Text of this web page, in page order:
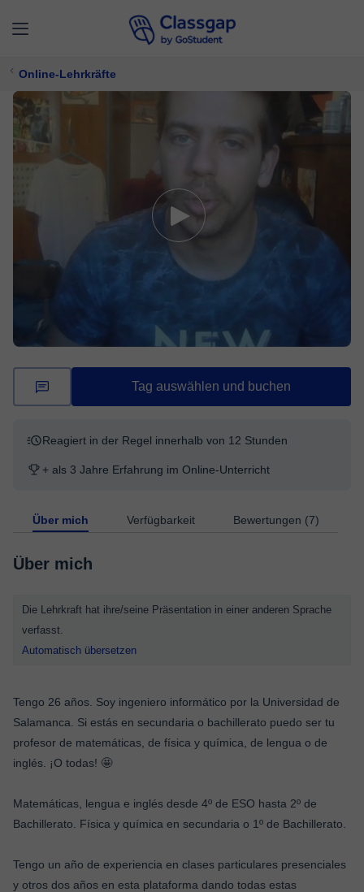
Online-Lehrkräfte
Mathe,
Bietet kostenlose Probezeit
15 €/stunde
Tag auswählen und buchen
Reagiert in der Regel innerhalb von 12 Stunden
+ als 3 Jahre Erfahrung im Online-Unterricht
Über mich Verfügbarkeit Bewertungen (7)
Über mich
Die Lehrkraft hat ihre/seine Präsentation in einer anderen Sprache
verfasst.
Automatisch übersetzen
Tengo 26 años. Soy ingeniero informático por la Universidad de
Salamanca. Si estás en secundaria o bachillerato puedo ser tu
profesor de matemáticas, de física y química, de lengua o de
inglés. ¡O todas! 🤩
Matemáticas, lengua e inglés desde 4º de ESO hasta 2º de
Bachillerato. Física y química en secundaria o 1º de Bachillerato.
Tengo un año de experiencia en clases particulares presenciales
y otros dos años en esta plataforma dando todas estas